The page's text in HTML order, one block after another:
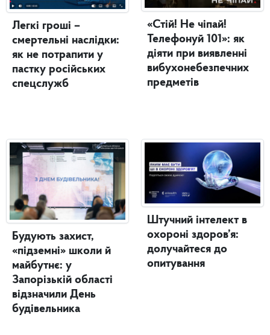
Легкі гроші –
смертельні наслідки:
як не потрапити у
пастку російських
спецслужб
Будують захист,
«підземні» школи й
майбутнє: у
Запорізькій області
відзначили День
будівельника
«Стій! Не чіпай!
Телефонуй 101»: як
діяти при виявленні
вибухонебезпечних
предметів
Штучний інтелект в
охороні здоров’я:
долучайтеся до
опитування